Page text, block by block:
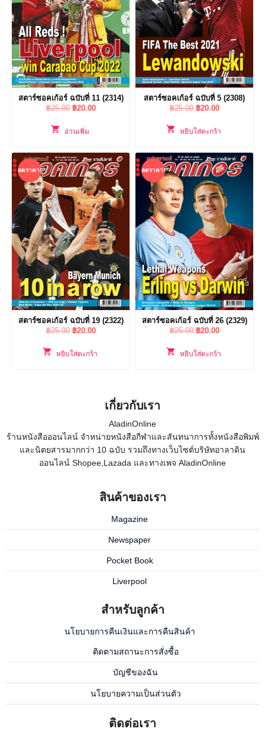
สตาร์ซอคเก้อร์ ฉบับที่ 11 (2314)
฿25.00 Original
was:
฿20.00Current
อ่านเพิ่ม
สตาร์ซอคเก้อร์ ฉบับที่ 5 (2308)
฿25.00 Original
was:
฿20.00Current
is:
หยิบใส่ตะกร้า
ลดราคา!
สตาร์ซอคเก้อร์ ฉบับที่ 19 (2322)
฿25.00 Original
was:
฿20.00Current
is:
หยิบใส่ตะกร้า
ลดราคา!
สตาร์ซอคเก้อร์ ฉบับที่ 26 (2329)
฿25.00 Original
was:
฿20.00Current
is:
หยิบใส่ตะกร้า
เกี่ยวกับเรา
AladinOnline
ร้านหนังสือออนไลน์ จำหน่ายหนังสือกีฬาและสันทนาการทั้งหนังสือพิมพ์
และนิตยสารมากกว่า 10 ฉบับ รวมถึงทางเว็บไซต์บริษัทอาลาดิน
ออนไลน์ Shopee,Lazada และทางเพจ AladinOnline
สินค้าของเรา
Magazine
Newspaper
Pocket Book
Liverpool
สำหรับลูกค้า
นโยบายการคืนเงินและการคืนสินค้า
ติดตามสถานะการสั่งซื้อ
บัญชีของฉัน
นโยบายความเป็นส่วนตัว
ติดต่อเรา